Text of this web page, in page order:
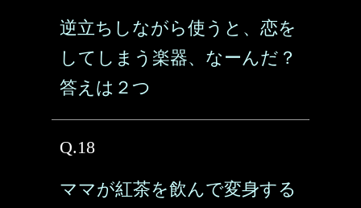
逆立ちしながら使うと、恋を
してしまう楽器、なーんだ？
答えは２つ
Q.18
ママが紅茶を飲んで変身する